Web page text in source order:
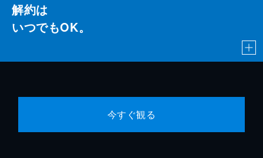
解約は
いつでもOK。
今すぐ観る